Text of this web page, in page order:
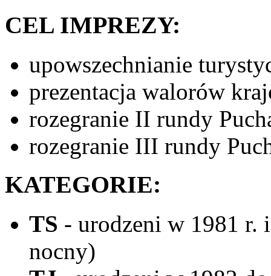
CEL IMPREZY:
upowszechnianie
prezentacja walorów
rozegranie II rundy
rozegranie III rundy
KATEGORIE:
TS - urodzeni w 1981 r.
nocny)